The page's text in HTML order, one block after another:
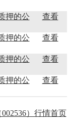
押的公
查看
押的公
查看
押的公
查看
押的公
查看
）行情首页